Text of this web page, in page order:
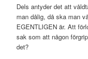
Dels antyder det att
man dålig, då ska man
EGENTLIGEN är. Att
sak som att någon
det?